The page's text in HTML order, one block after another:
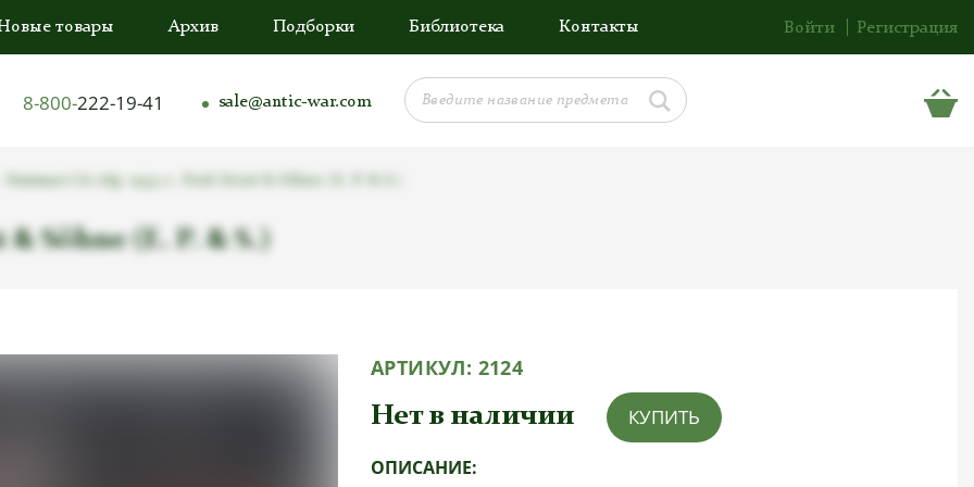
товары Архив Подборки Библиотека Контакты Войти Регистрация
8-800-222-19-41 sale@antic-war.com
Söhne (E. P. & S.)
АРТИКУЛ: 2124
Нет в наличии КУПИТЬ
ОПИСАНИЕ: